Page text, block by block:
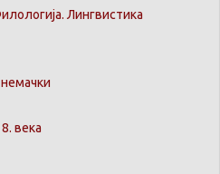
Лингвистика
века